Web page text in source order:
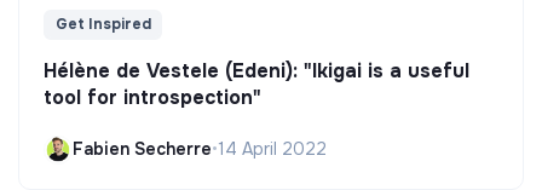
Get Inspired
Hélène de Vestele (Edeni): "Ikigai is a useful
tool for introspection"
Fabien Secherre•14 April 2022